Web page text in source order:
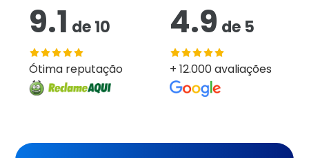
9.1 de10
Ótima reputação
4.9 de 5
+ 12.000 avaliações